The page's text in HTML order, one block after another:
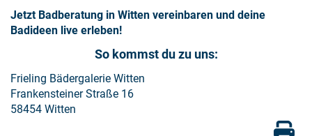
Jetzt Badberatung in Witten vereinbaren und deine
Badideen live erleben!
So kommst du zu uns:
Frieling Bädergalerie Witten
Frankensteiner Straße 16
58454 Witten